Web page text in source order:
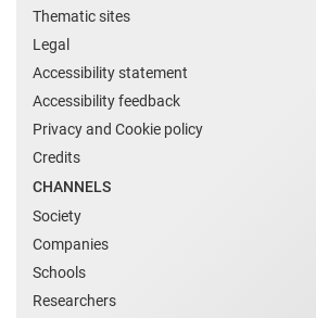
Thematic sites
Legal
Accessibility statement
Accessibility feedback
Privacy and Cookie policy
Credits
CHANNELS
Society
Companies
Schools
Researchers